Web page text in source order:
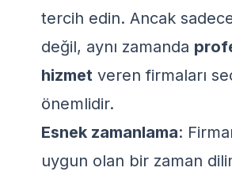
tercih edin. Ancak
değil, aynı zamanda
hizmet veren firmaları
önemlidir.
Esnek zamanlama:
uygun olan bir zaman